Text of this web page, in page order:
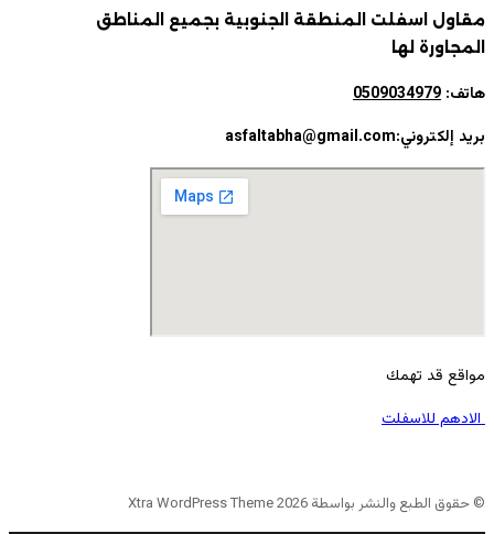
مقاول اسفلت المنطقة الجنوبية بجميع المناطق
المجاورة لها
هاتف: 0509034979
بريد إلكتروني:asfaltabha@gmail.com
مواقع قد تهمك
الادهم للاسفلت
© حقوق الطبع والنشر بواسطة Xtra WordPress Theme 2026